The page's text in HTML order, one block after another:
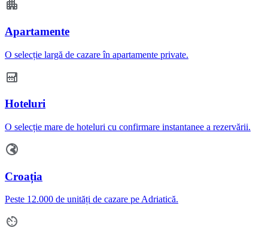
Apartamente
O selecție largă de cazare în apartamente private.
Hoteluri
O selecție mare de hoteluri cu confirmare instantanee a rezervării.
Croația
Peste 12.000 de unități de cazare pe Adriatică.